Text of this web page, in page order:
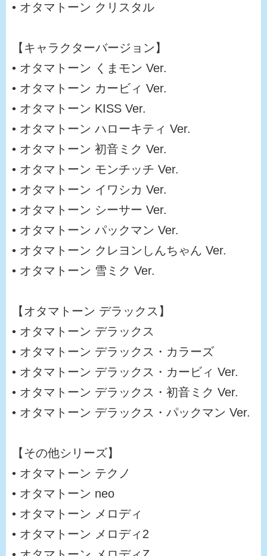
• オタマトーン クリスタル
【キャラクターバージョン】
• オタマトーン くまモン Ver.
• オタマトーン カービィ Ver.
• オタマトーン KISS Ver.
• オタマトーン ハローキティ Ver.
• オタマトーン 初音ミク Ver.
• オタマトーン モンチッチ Ver.
• オタマトーン イワシカ Ver.
• オタマトーン シーサー Ver.
• オタマトーン パックマン Ver.
• オタマトーン クレヨンしんちゃん Ver.
• オタマトーン 雪ミク Ver.
【オタマトーン デラックス】
• オタマトーン デラックス
• オタマトーン デラックス・カラーズ
• オタマトーン デラックス・カービィ Ver.
• オタマトーン デラックス・初音ミク Ver.
• オタマトーン デラックス・パックマン Ver.
【その他シリーズ】
• オタマトーン テクノ
• オタマトーン neo
• オタマトーン メロディ
• オタマトーン メロディ2